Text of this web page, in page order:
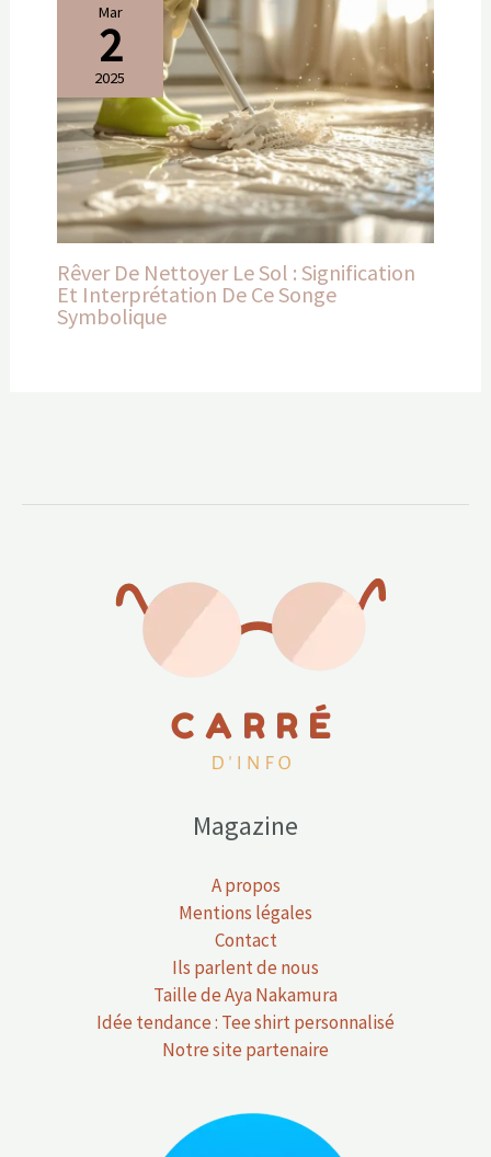
Mar
2
2025
Rêver De Nettoyer Le Sol : Signification
Et Interprétation De Ce Songe
Symbolique
Magazine
A propos
Mentions légales
Contact
Ils parlent de nous
Taille de Aya Nakamura
Idée tendance : Tee shirt personnalisé
Notre site partenaire